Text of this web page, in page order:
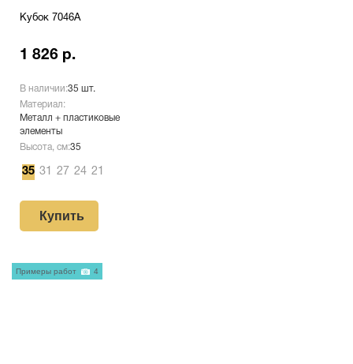
Кубок 7046A
1 826 р.
В наличии:35 шт.
Материал:
Металл + пластиковые
элементы
Высота, см:35
35 31 27 24 21
Купить
Примеры работ 4